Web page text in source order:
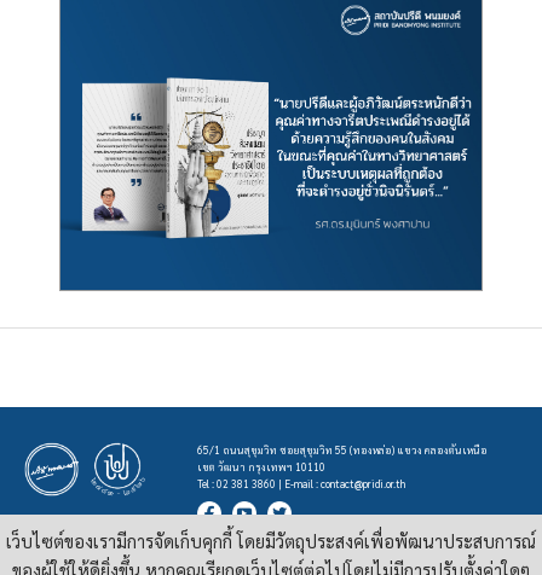
65/1 ถนนสุขุมวิท ซอยสุขุมวิท 55 (ทองหล่อ) แขวง คลองตันเหนือ
เขต วัฒนา กรุงเทพฯ 10110
Tel : 02 381 3860 | E-mail :contact@pridi.or.th
บทความ รูปภาพ และสื่ออื่นๆ ที่มีสัญลักษณ์ของสถาบันปรีดี พนมยงค์ ในเว็บไซต์https://pridi.or.th
เผยแพร่ภายใต้สัญญาอนุญาตครีเอทีฟคอมมอนส์แบบแสดงที่มา-ไม่ใช่เชิงพาณิชย์ 4.0 สากล
เว็บไซต์ของเรามีการจัดเก็บคุกกี้ โดยมีวัตถุประสงค์เพื่อพัฒนาประสบการณ์
ของผู้ใช้ให้ดียิ่งขึ้น หากคุณเรียกดูเว็บไซต์ต่อไปโดยไม่มีการปรับตั้งค่าใดๆ